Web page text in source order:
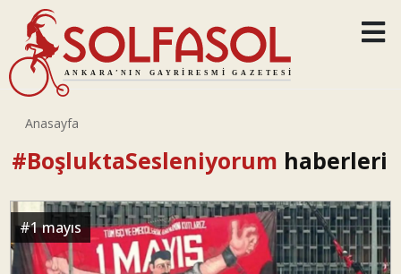
Anasayfa
#BoşluktaSesleniyorum haberleri
#1 mayıs